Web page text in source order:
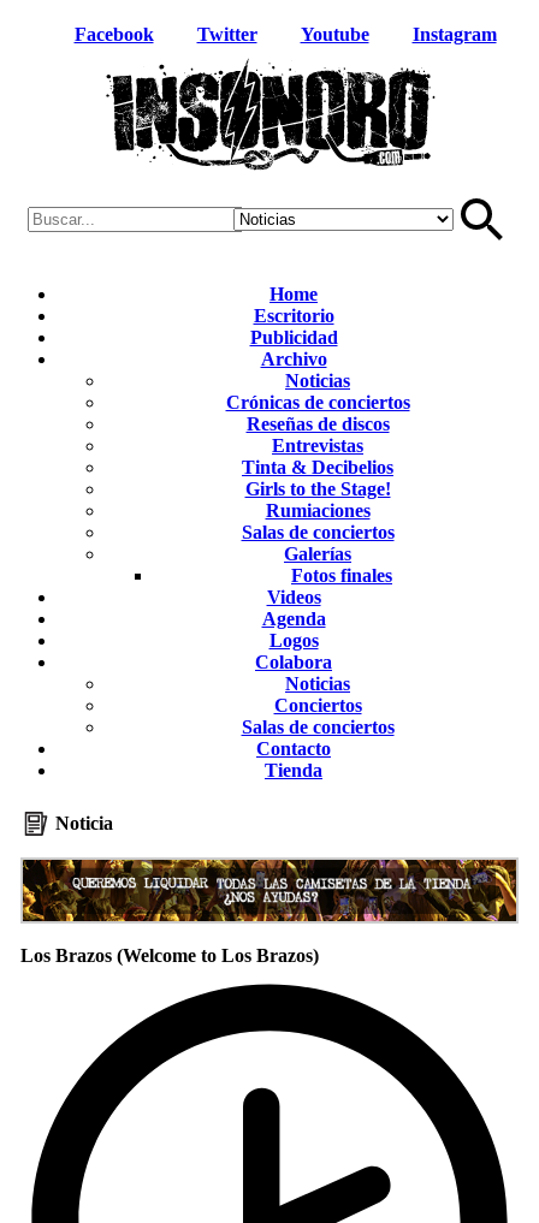
Facebook Twitter Youtube Instagram
Home
Escritorio
Publicidad
Archivo
Noticias
Crónicas de conciertos
Reseñas de discos
Entrevistas
Tinta & Decibelios
Girls to the Stage!
Rumiaciones
Salas de conciertos
Galerías
Fotos finales
Videos
Agenda
Logos
Colabora
Noticias
Conciertos
Salas de conciertos
Contacto
Tienda
Noticia
Los Brazos (Welcome to Los Brazos)